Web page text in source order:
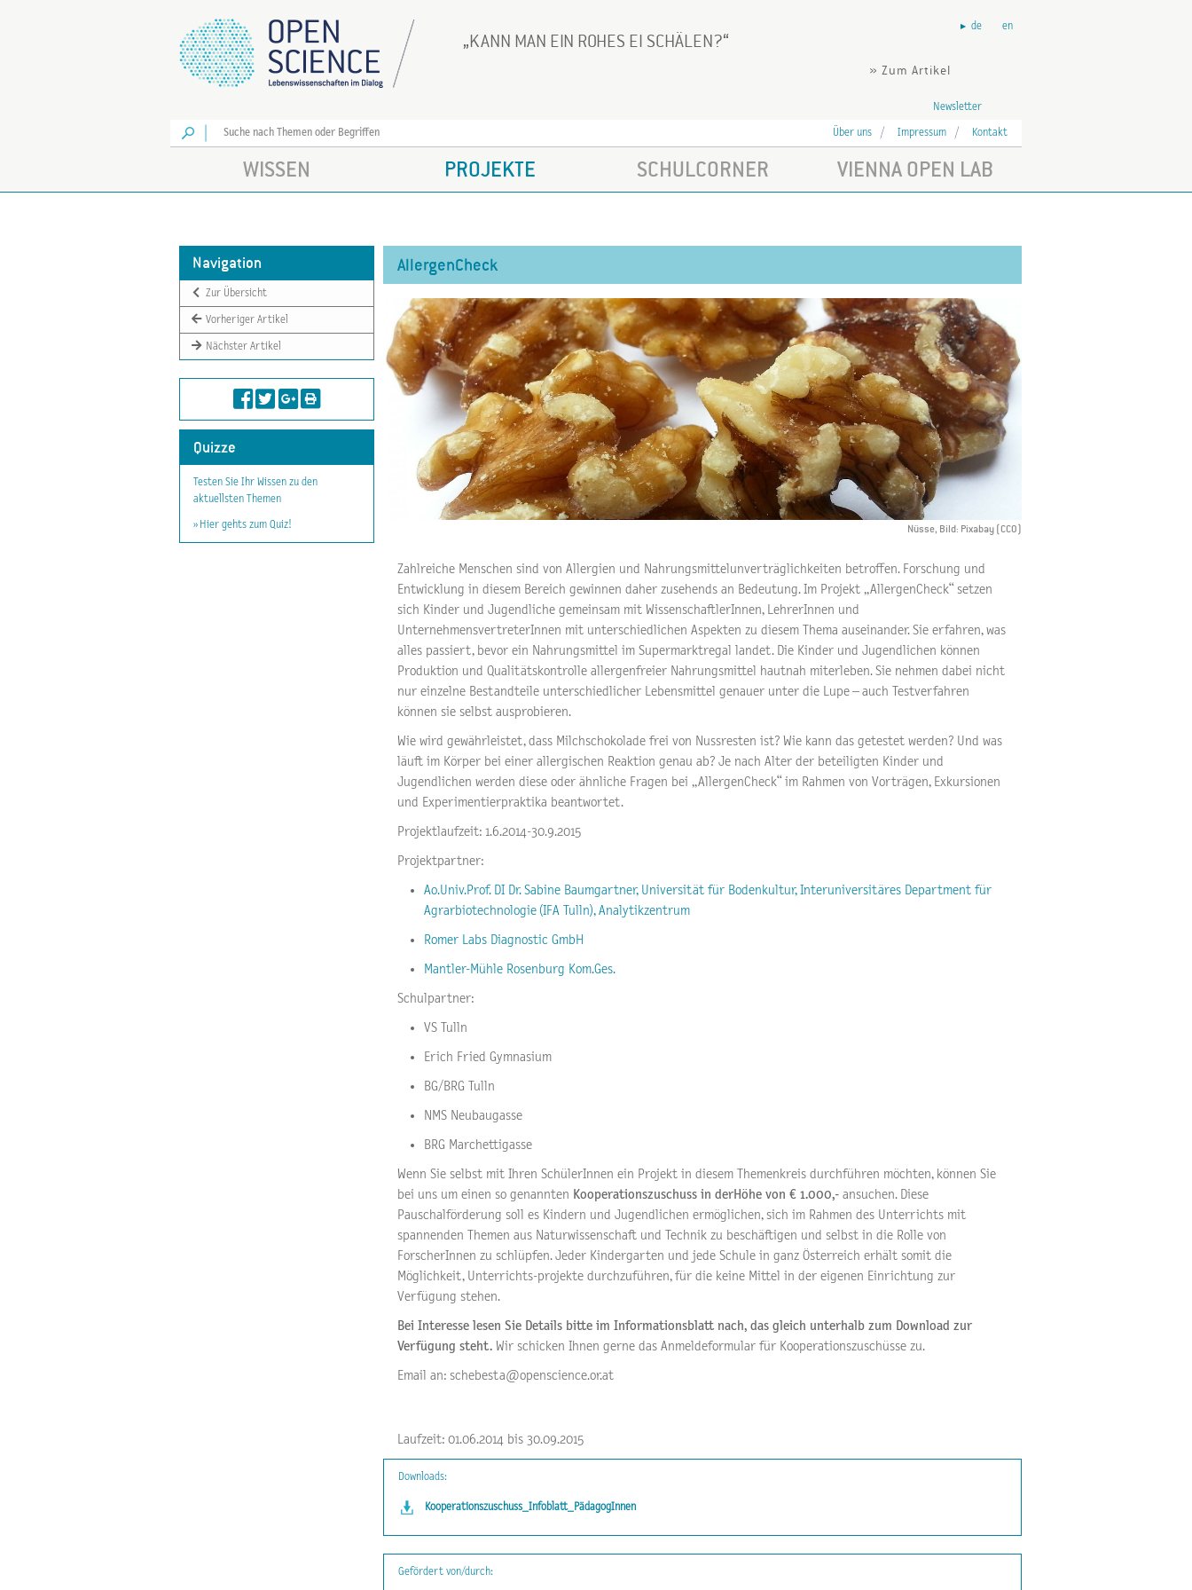
KANN MAN EIN ROHES EI SCHÄLEN?
» Zum Artikel
de en
Newsletter
Los
Über uns Impressum Kontakt
WISSEN PROJEKTE SCHULCORNER VIENNA OPEN LAB
Navigation
Zur Übersicht
Vorheriger Artikel
Nächster Artikel
Quizze
Testen Sie Ihr Wissen zu den
aktuellsten Themen
» Hier gehts zum Quiz!
AllergenCheck
Nüsse, Bild: Pixabay (CC0)
Zahlreiche Menschen sind von Allergien und Nahrungsmittelunverträglichkeiten betroffen. Forschung und
Entwicklung in diesem Bereich gewinnen daher zusehends an Bedeutung. Im Projekt „AllergenCheck“ setzen
sich Kinder und Jugendliche gemeinsam mit WissenschaftlerInnen, LehrerInnen und
UnternehmensvertreterInnen mit unterschiedlichen Aspekten zu diesem Thema auseinander. Sie erfahren, was
alles passiert, bevor ein Nahrungsmittel im Supermarktregal landet. Die Kinder und Jugendlichen können
Produktion und Qualitätskontrolle allergenfreier Nahrungsmittel hautnah miterleben. Sie nehmen dabei nicht
nur einzelne Bestandteile unterschiedlicher Lebensmittel genauer unter die Lupe – auch Testverfahren
können sie selbst ausprobieren.
Wie wird gewährleistet, dass Milchschokolade frei von Nussresten ist? Wie kann das getestet werden? Und was
läuft im Körper bei einer allergischen Reaktion genau ab? Je nach Alter der beteiligten Kinder und
Jugendlichen werden diese oder ähnliche Fragen bei „AllergenCheck“ im Rahmen von Vorträgen, Exkursionen
und Experimentierpraktika beantwortet.
Projektlaufzeit: 1.6.2014-30.9.2015
Projektpartner:
Ao.Univ.Prof. DI Dr. Sabine Baumgartner, Universität für Bodenkultur, Interuniversitäres Department für
Agrarbiotechnologie (IFA Tulln), Analytikzentrum
Romer Labs Diagnostic GmbH
Mantler-Mühle Rosenburg Kom.Ges.
Schulpartner:
VS Tulln
Erich Fried Gymnasium
BG/BRG Tulln
NMS Neubaugasse
BRG Marchettigasse
Wenn Sie selbst mit Ihren SchülerInnen ein Projekt in diesem Themenkreis durchführen möchten, können Sie
bei uns um einen so genannten Kooperationszuschuss in derHöhe von € 1.000,- ansuchen. Diese
Pauschalförderung soll es Kindern und Jugendlichen ermöglichen, sich im Rahmen des Unterrichts mit
spannenden Themen aus Naturwissenschaft und Technik zu beschäftigen und selbst in die Rolle von
ForscherInnen zu schlüpfen. Jeder Kindergarten und jede Schule in ganz Österreich erhält somit die
Möglichkeit, Unterrichts-projekte durchzuführen, für die keine Mittel in der eigenen Einrichtung zur
Verfügung stehen.
Bei Interesse lesen Sie Details bitte im Informationsblatt nach, das gleich unterhalb zum Download zur
Verfügung steht. Wir schicken Ihnen gerne das Anmeldeformular für Kooperationszuschüsse zu.
Email an: schebesta@openscience.or.at
Laufzeit: 01.06.2014 bis 30.09.2015
Downloads:
Kooperationszuschuss_Infoblatt_PädagogInnen
Gefördert von/durch: